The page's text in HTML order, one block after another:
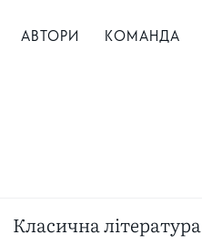
АВТОРИ КОМАНДА
Класична література